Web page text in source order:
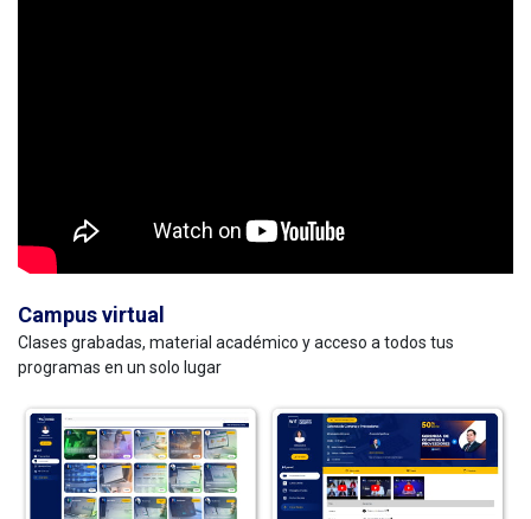
Campus virtual
Clases grabadas, material académico y acceso a todos tus
programas en un solo lugar